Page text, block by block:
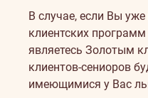
В случае, если Вы
клиентских
являетесь Золотым
клиентов-сениоров
имеющимися у Вас